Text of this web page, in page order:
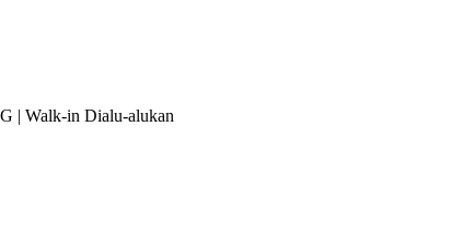
| Walk-in Dialu-alukan